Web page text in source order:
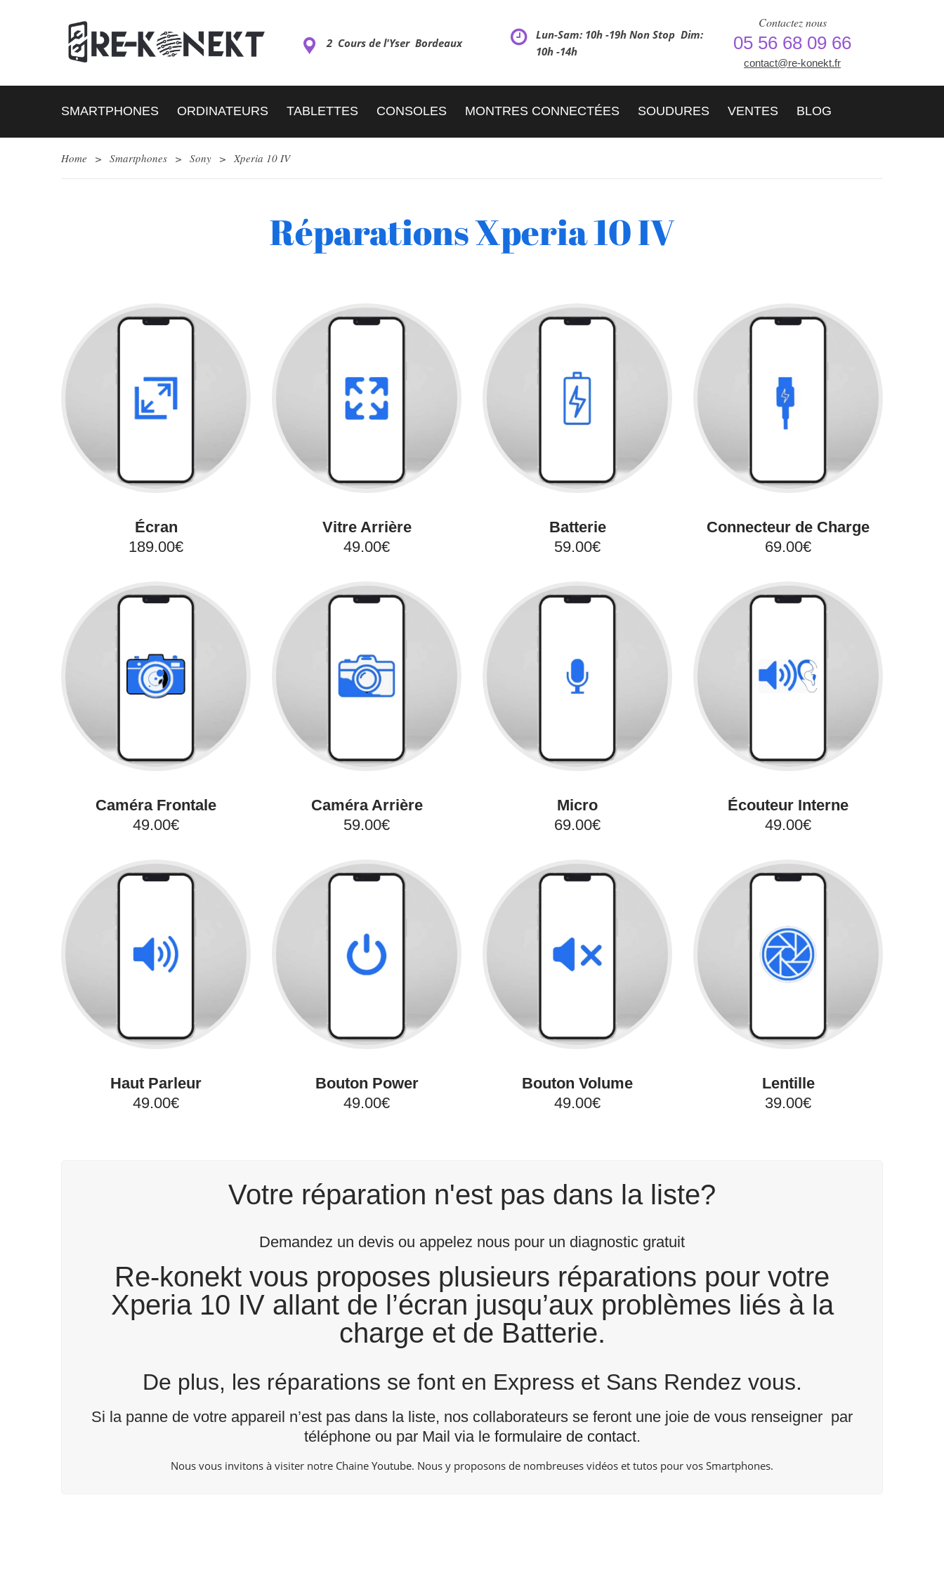
2 Cours de l'Yser Bordeaux
Lun-Sam: 10h -19h Non Stop Dim:
10h -14h
Contactez nous
05 56 68 09 66
contact@re-konekt.fr
SMARTPHONES ORDINATEURS TABLETTES CONSOLES MONTRES CONNECTÉES SOUDURES VENTES BLOG
Home > Smartphones > Sony > Xperia 10 IV
Réparations Xperia 10 IV
Écran
189.00€
Vitre Arrière
49.00€
Batterie
59.00€
Connecteur de Charge
69.00€
Caméra Frontale
49.00€
Caméra Arrière
59.00€
Micro
69.00€
Écouteur Interne
49.00€
Haut Parleur
49.00€
Bouton Power
49.00€
Bouton Volume
49.00€
Lentille
39.00€
Votre réparation n'est pas dans la liste?
Demandez un devis ou appelez nous pour un diagnostic gratuit
Re-konekt vous proposes plusieurs réparations pour votre
Xperia 10 IV allant de l’écran jusqu’aux problèmes liés à la
charge et de Batterie.
De plus, les réparations se font en Express et Sans Rendez vous.
Si la panne de votre appareil n’est pas dans la liste, nos collaborateurs se feront une joie de vous renseigner par
téléphone ou par Mail via le formulaire de contact.
Nous vous invitons à visiter notre Chaine Youtube. Nous y proposons de nombreuses vidéos et tutos pour vos Smartphones.